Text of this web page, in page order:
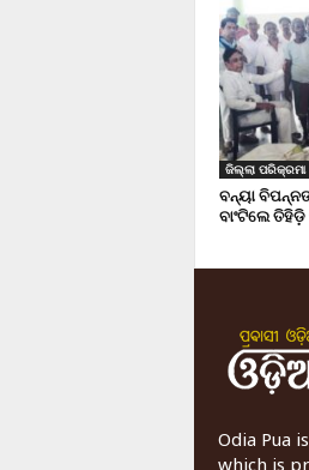
ଜିଲ୍ଲା ପରିକ୍ରମା
ବନ୍ୟା
ବାଂଟିଲେ
Odia Pua
which is